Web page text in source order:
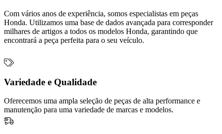
Com vários anos de experiência, somos especialistas em peças
Honda. Utilizamos uma base de dados avançada para corresponder
milhares de artigos a todos os modelos Honda, garantindo que
encontrará a peça perfeita para o seu veículo.
Variedade e Qualidade
Oferecemos uma ampla seleção de peças de alta performance e
manutenção para uma variedade de marcas e modelos.